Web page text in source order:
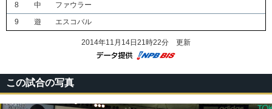
8
中
ファウラー
9
遊 エスコバル
2014年11月14日21時22分 更新
この試合の写真